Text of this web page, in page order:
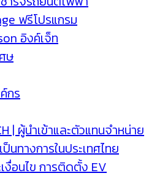
ฟรีโปรแกรม
อิงค์เจ็ท
ษ
กร
| ผู้นำเข้าและตัวแทนจำหน่าย
นทางการในประเทศไทย
งื่อนไข การติดตั้ง EV